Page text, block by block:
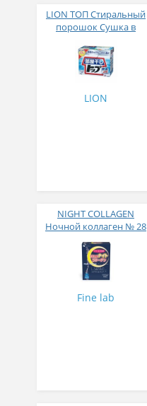
LION ТОП Стиральный
порошок Сушка в
гр
LION
NIGHT COLLAGEN
Ночной коллаген № 28
Fine lab